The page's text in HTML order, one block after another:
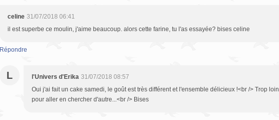
celine 31/07/2018 06:41
il est superbe ce moulin, j'aime beaucoup. alors cette farine, tu l'as essayée? bises celine
Répondre
L l'Univers d'Erika 31/07/2018 08:57
Oui j'ai fait un cake samedi, le goût est très différent et l'ensemble délicieux !<br /> Trop loin
pour aller en chercher d'autre...<br /> Bises